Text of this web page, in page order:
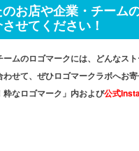
お店や企業・チーム
せてください！
ームのロゴマークには、どんなス
せて、ぜひロゴマークラボへお
粋なロゴマーク」内および公式